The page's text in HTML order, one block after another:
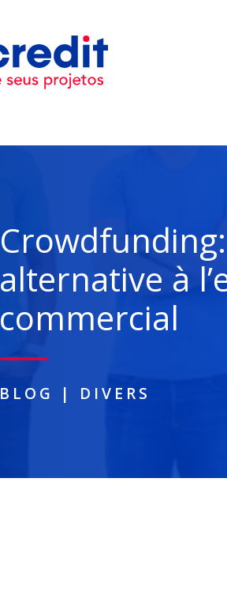
Crowdfunding:
alternative à
commercial
BLOG | DIVERS